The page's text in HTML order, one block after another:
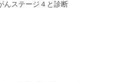
んステージ４と診断